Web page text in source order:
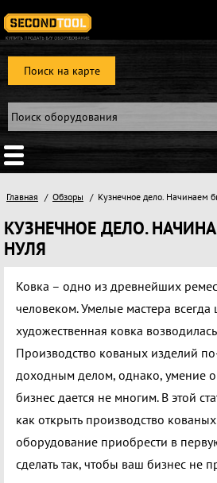
Поиск на карте
Главная Обзоры Кузнечное дело. Начинаем
КУЗНЕЧНОЕ ДЕЛО.
НУЛЯ
Ковка – одно из древнейших
человеком. Умелые мастера всегда
художественная ковка возводилась
Производство кованых изделий
доходным делом, однако, умение
бизнес дается не многим. В этой
как открыть производство
оборудование приобрести в
сделать так, чтобы ваш бизнес не